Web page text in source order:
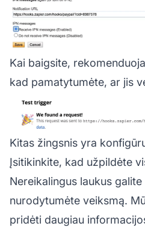
Kai baigsite,
kad pamatytumėte, ar jis
Kitas žingsnis yra
Įsitikinkite, kad užpildėte
Nereikalingus laukus
nurodytumėte veiksmą.
pridėti daugiau